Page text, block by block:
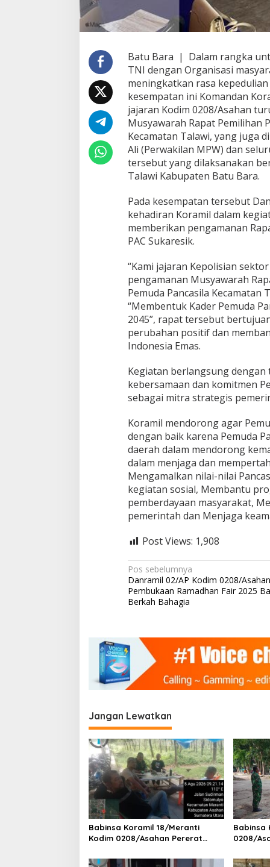
r
a
a
p
a
P
e
m
i
l
i
h
a
P
e
n
g
u
u
s
P
i
m
p
i
a
A
n
a
k
a
b
a
n
P
e
m
u
P
n
c
a
s
e
c
m
a
n
T
a
l
a
w
Batu Bara | Dalam rangka
TNI dengan Organisasi
meningkatkan rasa
kesempatan ini Komandan
jajaran Kodim 0208/Asahan
Musyawarah Rapat Pemilihan
Kecamatan Talawi, yang juga
Ali (Perwakilan MPW) dan
tersebut yang dilaksanakan
Talawi Kabupaten Batu Bara.
Pada kesempatan tersebut
kehadiran Koramil dalam
memberikan pengamanan
PAC Sukaresik.
“Kami jajaran Kepolisian
pengamanan Musyawarah
Pemuda Pancasila
“Membentuk Kader Pemuda
2045”, rapat tersebut
perubahan positif dan
Indonesia Emas.
Kegiatan berlangsung
kebersamaan dan komitmen
sebagai mitra strategis
Koramil mendorong agar
dengan baik karena Pemuda
daerah dalam mendorong
dalam menjaga dan
Mengamalkan nilai-nilai
kegiatan sosial, Membantu
pemberdayaan masyarakat,
pemerintah dan Menjaga
Post Views: 1,908
N
a
v
g
a
s
i
p
o
s
Pos sebelumnya
Danramil 02/AP Kodim 0208/
Pembukaan Ramadhan Fair 2025
Berkah Bahagia
Jangan Lewatkan
Babinsa Koramil 18/Meranti
Kodim 0208/Asahan Pererat
Dengan Warga Masyarakat
Babinsa
0208/
Kepada